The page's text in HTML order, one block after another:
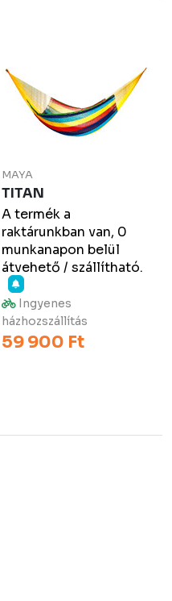
MAYA
TITAN
A termék a
raktárunkban van, 0
munkanapon belül
átvehető / szállítható.
Ingyenes
házhozszállítás
59 900 Ft